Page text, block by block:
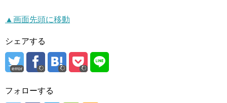
▲画面先頭に移動
シェアする
error
フォローする